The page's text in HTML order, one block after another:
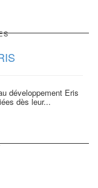
développement Eris
dès leur...